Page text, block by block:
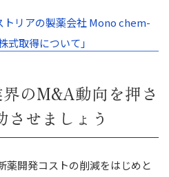
トリアの製薬会社 Mono chem-
取得について」
のM&A動向を押さ
せましょう
薬開発コストの削減をはじめと